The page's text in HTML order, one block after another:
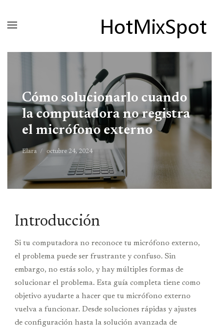
Cómo solucionarlo cuando
la computadora no registra
el micrófono externo
Elara octubre 24, 2024
Introducción
Si tu computadora no reconoce tu micrófono externo,
el problema puede ser frustrante y confuso. Sin
embargo, no estás solo, y hay múltiples formas de
solucionar el problema. Esta guía completa tiene como
objetivo ayudarte a hacer que tu micrófono externo
vuelva a funcionar. Desde soluciones rápidas y ajustes
de configuración hasta la solución avanzada de